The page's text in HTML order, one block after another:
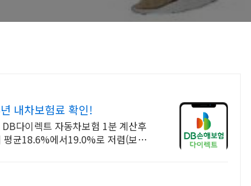
내차보험료 확인!
다이렉트 자동차보험 1분 계산후
균18.6%에서19.0%로 저렴(보험